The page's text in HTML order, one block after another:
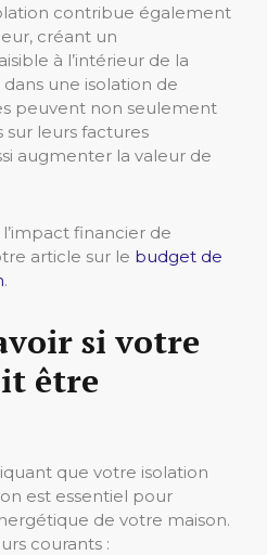
contribue également
créant un
à l’intérieur de la
dans une isolation de
peuvent non seulement
sur leurs factures
augmenter la valeur de
financier de
article sur le budget de
.
si votre
être
que votre isolation
est essentiel pour
de votre maison.
courants :